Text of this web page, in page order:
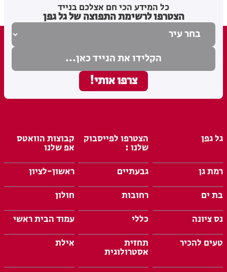
כל המידע הכי חם אצלכם בנייד
הצטרפו לרשימת התפוצה של גל גפן
גל גפן הצטרפו לפייסבוק
שלנו :
קבוצות הוואטס
אפ שלנו
רמת גן
גבעתיים
ראשון-לציון
בת ים
רחובות
חולון
נס ציונה
כללי
עמוד הבית ראשי
טעים להכיר
תחזית
אסטרולוגית
אילת